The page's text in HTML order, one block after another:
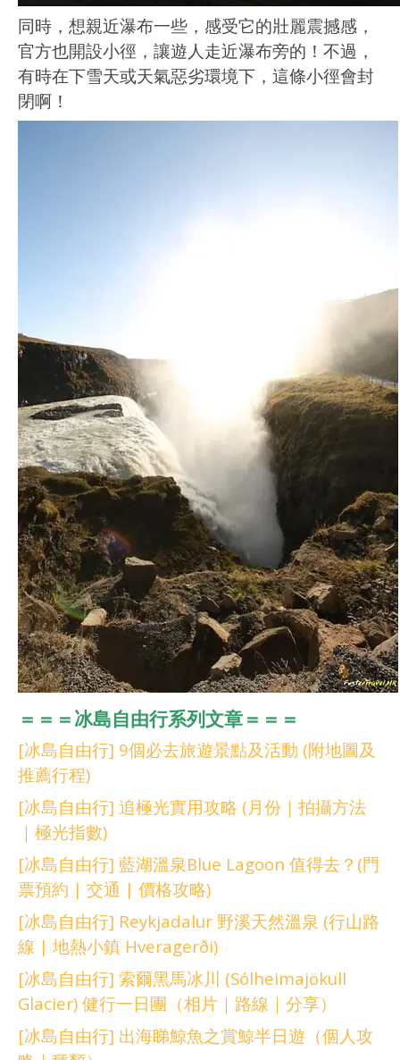
同時，想親近瀑布一些，感受它的壯麗震撼感，
官方也開設小徑，讓遊人走近瀑布旁的！不過，
有時在下雪天或天氣惡劣環境下，這條小徑會封
閉啊！
＝＝＝冰島自由行系列文章＝＝＝
[冰島自由行] 9個必去旅遊景點及活動 (附地圖及
推薦行程)
[冰島自由行] 追極光實用攻略 (月份｜拍攝方法
｜極光指數)
[冰島自由行] 藍湖溫泉Blue Lagoon 值得去？(門
票預約 | 交通 | 價格攻略)
[冰島自由行] Reykjadalur 野溪天然溫泉 (行山路
線 | 地熱小鎮 Hveragerði)
[冰島自由行] 索爾黑馬冰川 (Sólheimajökull
Glacier) 健行一日團（相片｜路線｜分享）
[冰島自由行] 出海睇鯨魚之賞鯨半日遊（個人攻